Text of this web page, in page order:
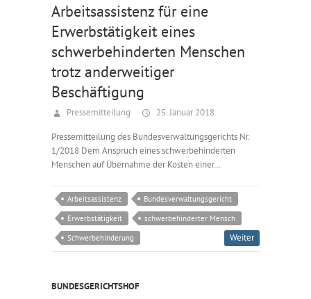
Arbeitsassistenz für eine
Erwerbstätigkeit eines
schwerbehinderten Menschen
trotz anderweitiger
Beschäftigung
Pressemitteilung 25. Januar 2018
Pressemitteilung des Bundesverwaltungsgerichts Nr.
1/2018 Dem Anspruch eines schwerbehinderten
Menschen auf Übernahme der Kosten einer…
Arbeitsassistenz
Bundesverwaltungsgericht
Erwerbstätigkeit
schwerbehinderter Mensch
Schwerbehinderung
Weiter
BUNDESGERICHTSHOF